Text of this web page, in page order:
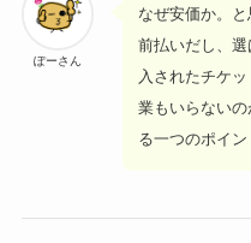
ぽーさん
なぜ安価か。
前払いだし、
入されたチケ
業もいらない
る一つのポイ